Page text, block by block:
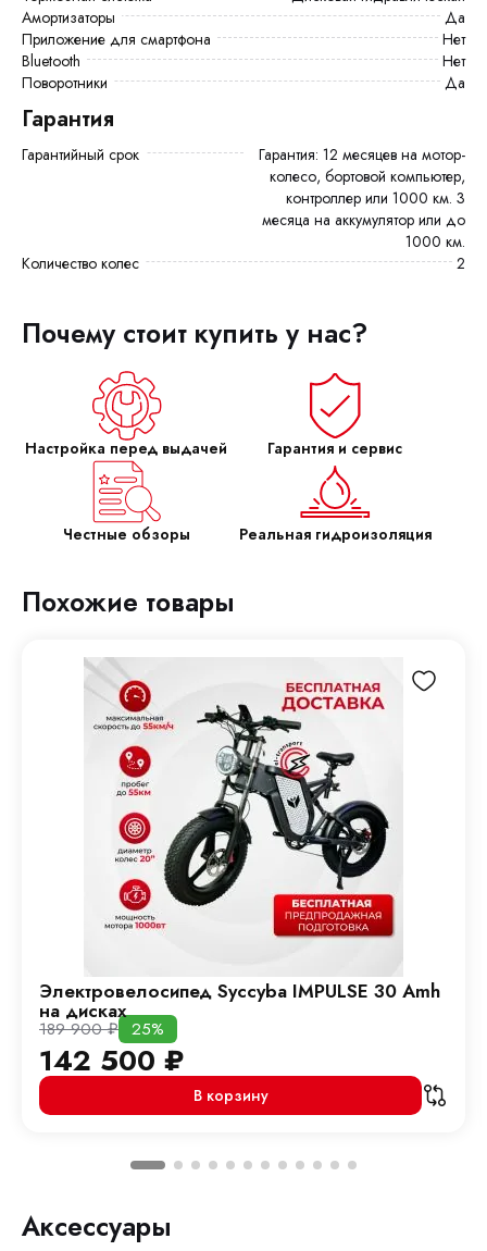
Амортизаторы
Да
Приложение для смартфона
Нет
Bluetooth
Нет
Поворотники
Да
Гарантия
Гарантийный срок
Гарантия: 12 месяцев на мотор-
колесо, бортовой компьютер,
контроллер или 1000 км. 3
месяца на аккумулятор или до
1000 км.
Количество колес
2
Почему стоит купить у нас?
Настройка перед выдачей Гарантия и сервис
Честные обзоры Реальная гидроизоляция
Похожие товары
Электровелосипед Syccyba IMPULSE 30 Amh
на дисках
189 900₽ 25%
142 500 ₽
В корзину
Аксессуары